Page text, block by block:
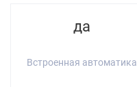
да
Встроенная автоматика